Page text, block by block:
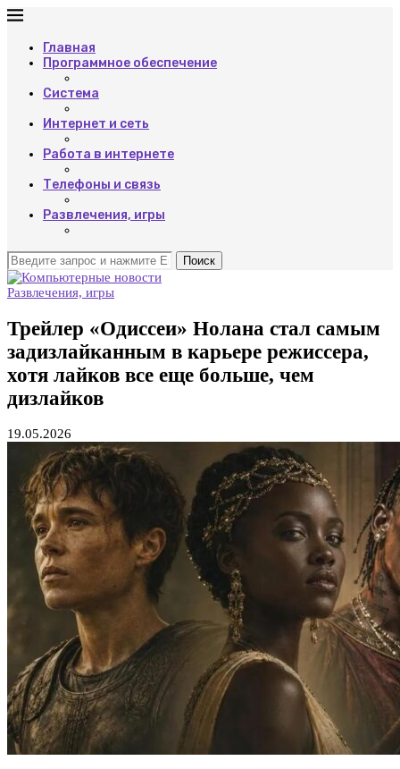
Главная
Программное обеспечение
Система
Интернет и сеть
Работа в интернете
Телефоны и связь
Развлечения, игры
Поиск
Развлечения, игры
Трейлер «Одиссеи» Нолана стал самым
задизлайканным в карьере режиссера,
хотя лайков все еще больше, чем
дизлайков
19.05.2026